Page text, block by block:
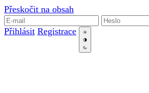
Přeskočit na obsah
Přihlásit Registrace